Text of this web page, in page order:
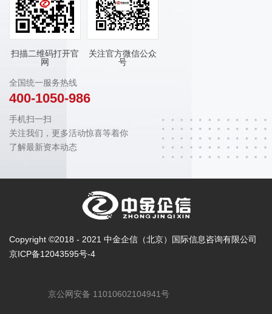
扫描二维码打开官
网
关注官方微信公众
号
全国统一服务热线
400-1050-986
手机扫一扫
关注我们，更多活动惊喜等着你
了解最新资本动态
Copyright ©2018 - 2021 中金企信（北京）国际信息咨询有限公司
京ICP备12043595号-4
京公网安备 11010602104941号